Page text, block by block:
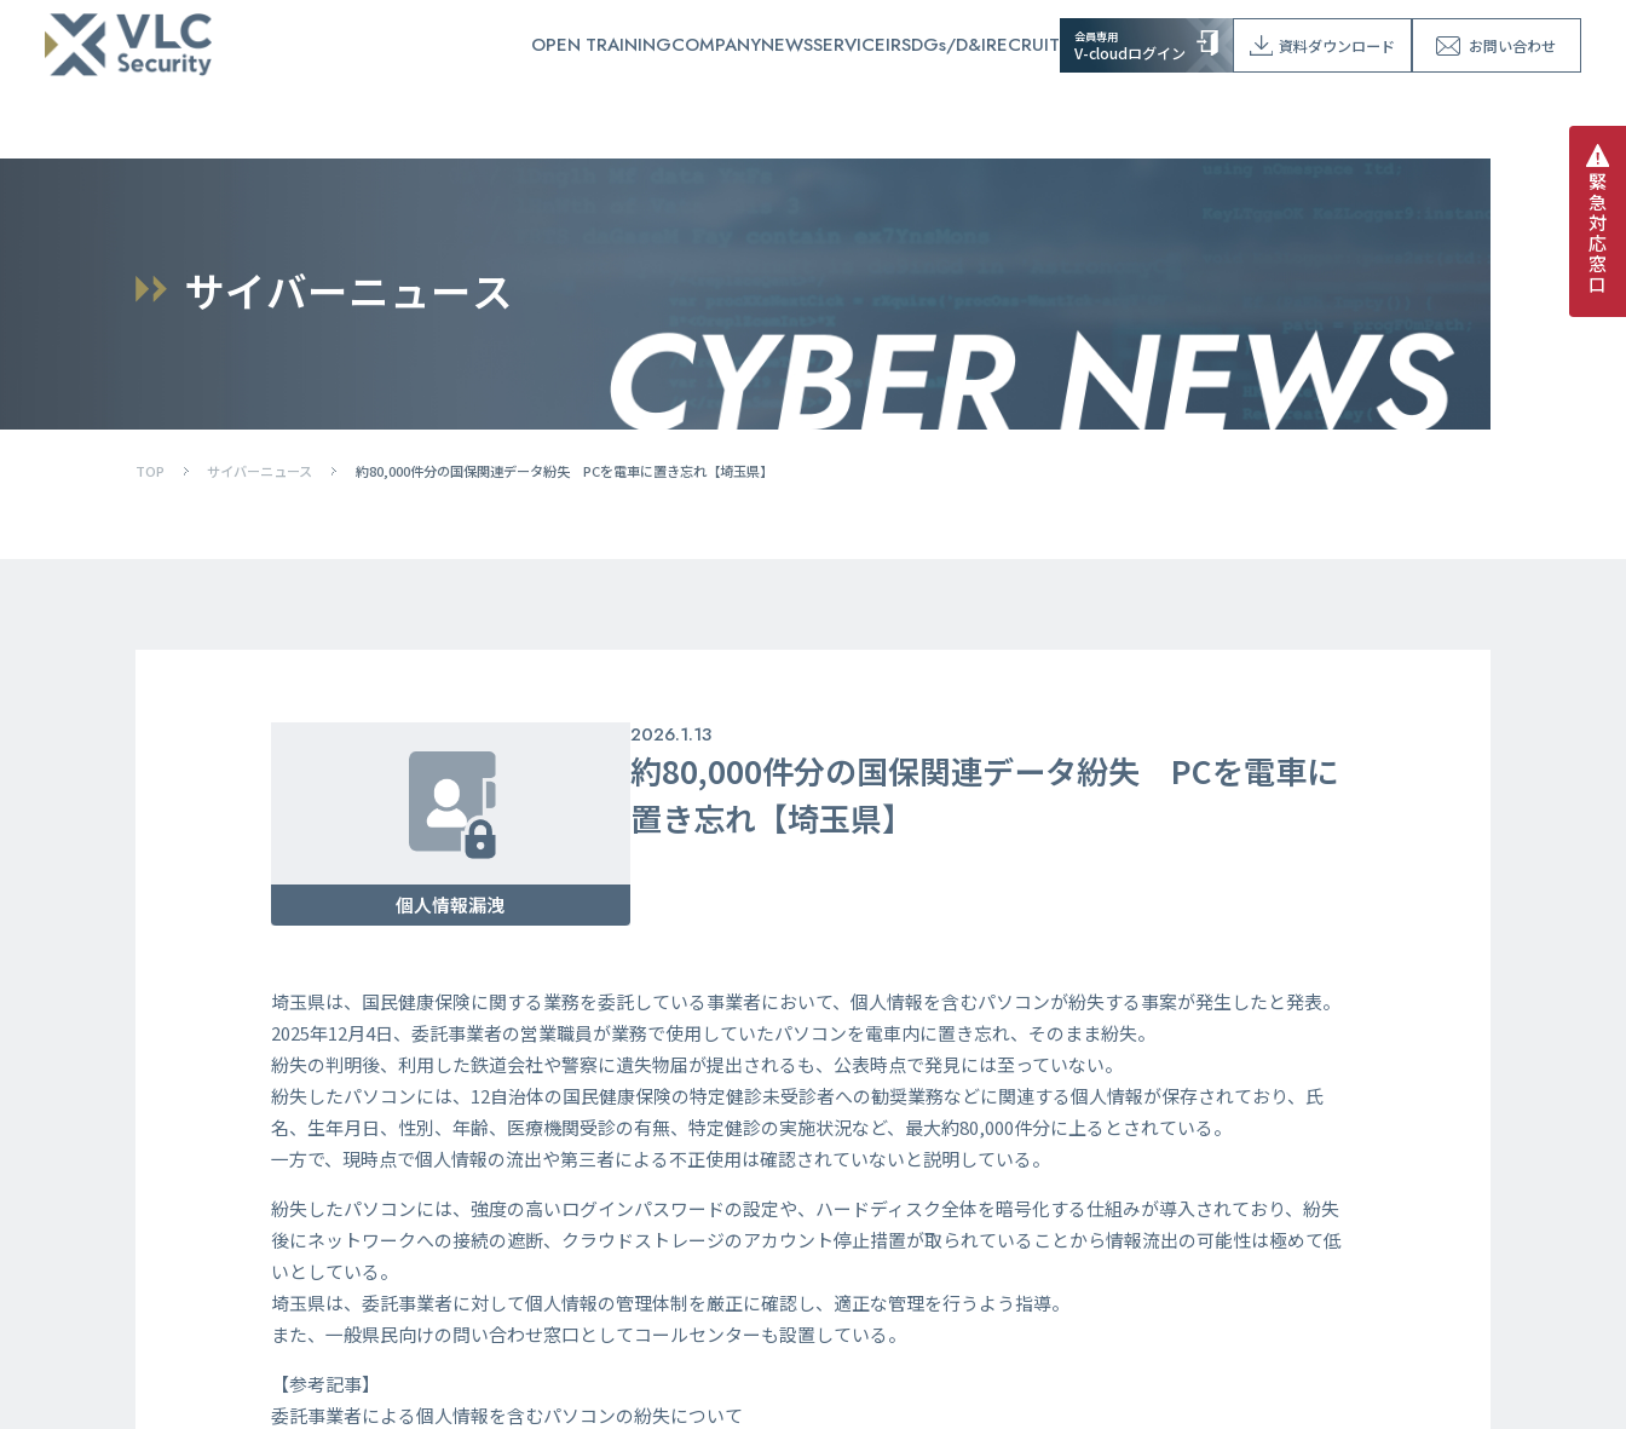
OPEN TRAININGCOMPANYNEWSSERVICEIRSDGs/D&IRECRUIT 会員専用
V-cloudログイン 資料ダウンロード お問い合わせ
緊
急
対
応
窓
口
サイバーニュース
TOP サイバーニュース 約80,000件分の国保関連データ紛失 PCを電車に置き忘れ【埼玉県】
個人情報漏洩
2026.1.13
約80,000件分の国保関連データ紛失 PCを電車に
置き忘れ【埼玉県】
埼玉県は、国民健康保険に関する業務を委託している事業者において、個人情報を含むパソコンが紛失する事案が発生したと発表。
2025年12月4日、委託事業者の営業職員が業務で使用していたパソコンを電車内に置き忘れ、そのまま紛失。
紛失の判明後、利用した鉄道会社や警察に遺失物届が提出されるも、公表時点で発見には至っていない。
紛失したパソコンには、12自治体の国民健康保険の特定健診未受診者への勧奨業務などに関連する個人情報が保存されており、氏
名、生年月日、性別、年齢、医療機関受診の有無、特定健診の実施状況など、最大約80,000件分に上るとされている。
一方で、現時点で個人情報の流出や第三者による不正使用は確認されていないと説明している。
紛失したパソコンには、強度の高いログインパスワードの設定や、ハードディスク全体を暗号化する仕組みが導入されており、紛失
後にネットワークへの接続の遮断、クラウドストレージのアカウント停止措置が取られていることから情報流出の可能性は極めて低
いとしている。
埼玉県は、委託事業者に対して個人情報の管理体制を厳正に確認し、適正な管理を行うよう指導。
また、一般県民向けの問い合わせ窓口としてコールセンターも設置している。
【参考記事】
委託事業者による個人情報を含むパソコンの紛失について